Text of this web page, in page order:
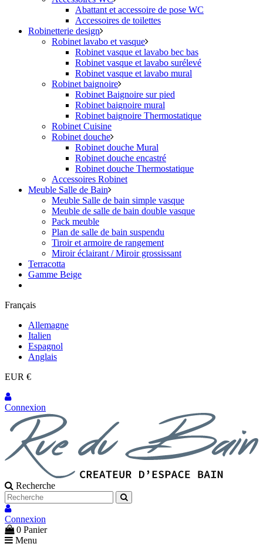
Abattant et accessoire de pose WC
Accessoires de toilettes
Robinetterie design
Robinet lavabo et vasque
Robinet vasque et lavabo bec bas
Robinet vasque et lavabo surélevé
Robinet vasque et lavabo mural
Robinet baignoire
Robinet Baignoire sur pied
Robinet baignoire mural
Robinet baignoire Thermostatique
Robinet Cuisine
Robinet douche
Robinet douche Mural
Robinet douche encastré
Robinet douche Thermostatique
Accessoires Robinet
Meuble Salle de Bain
Meuble Salle de bain simple vasque
Meuble de salle de bain double vasque
Pack meuble
Plan de salle de bain suspendu
Tiroir et armoire de rangement
Miroir éclairant / Miroir grossissant
Terracotta
Gamme Beige
Français
Allemagne
Italien
Espagnol
Anglais
EUR €
Connexion
Recherche
Connexion
0 Panier
Menu